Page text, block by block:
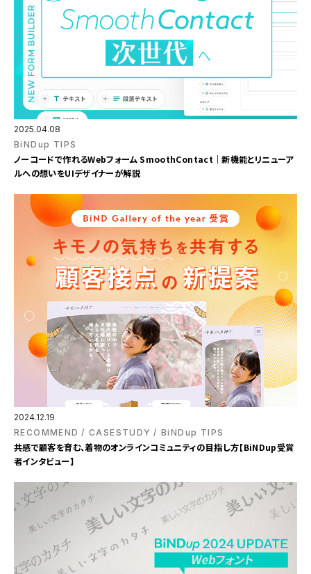
2025.04.08
BiNDup TIPS
ノーコードで作れるWebフォーム SmoothContact｜新機能とリニューア
ルへの想いをUIデザイナーが解説
2024.12.19
RECOMMEND
CASESTUDY BiNDup TIPS
共感で顧客を育む、着物のオンラインコミュニティの目指し方【BiNDup受賞
者インタビュー】